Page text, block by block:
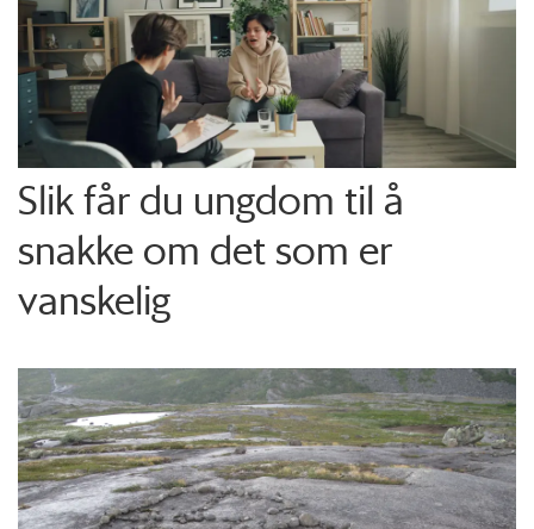
Slik får du ungdom til å
snakke om det som er
vanskelig